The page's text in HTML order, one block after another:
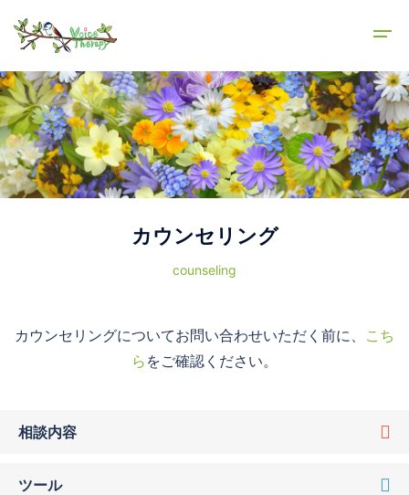
カウンセリング
counseling
カウンセリングについてお問い合わせいただく前に、 こち
ら をご確認ください。
相談内容
ツール